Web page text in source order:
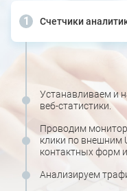
Счетчики
Устанавливаем и
веб-статистики.
Проводим
клики по внешним
контактных форм
Анализируем